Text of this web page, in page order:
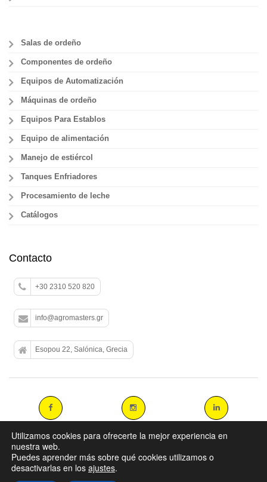
Salas de ordeño
Componentes de ordeño
Equipos de Automatización
Máquinas de ordeño
Equipos Para Establos
Equipo de alimentación
Manejo de estiércol
Tanques Enfriadores
Procesamiento de leche
Catálogos
Contacto
+30 2310 520 820
info@agromasters.gr
Esopou 22, Salónica, Grecia
Copyright 2014 agromasters. - Web Design by
Utilizamos cookies para ofrecerte la mejor experiencia en
nuestra web.
Puedes aprender más sobre qué cookies utilizamos o
desactivarlas en los ajustes.